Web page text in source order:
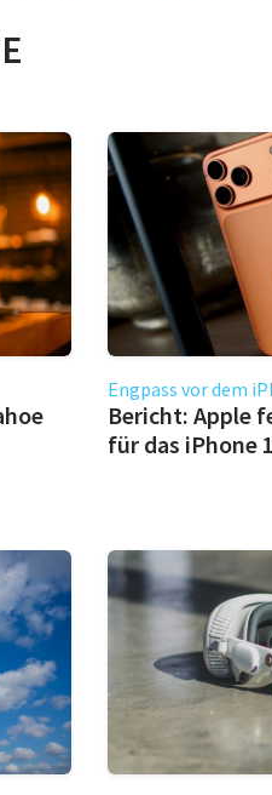
Engpass vor dem
Bericht: Apple
für das iPhone